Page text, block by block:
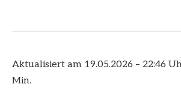
Aktualisiert am 19.05.2026 – 22:46
Min.